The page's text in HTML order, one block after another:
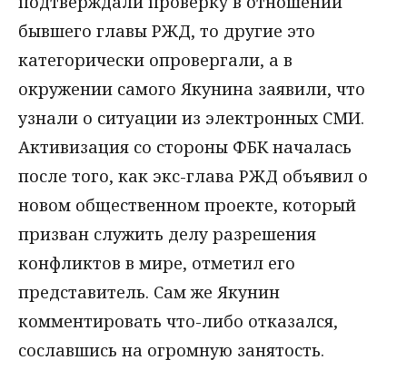
бывшего главы РЖД, то другие это
категорически опровергали, а в
окружении самого Якунина заявили, что
узнали о ситуации из электронных СМИ.
Активизация со стороны ФБК началась
после того, как экс-глава РЖД объявил о
новом общественном проекте, который
призван служить делу разрешения
конфликтов в мире, отметил его
представитель. Сам же Якунин
комментировать что-либо отказался,
сославшись на огромную занятость.